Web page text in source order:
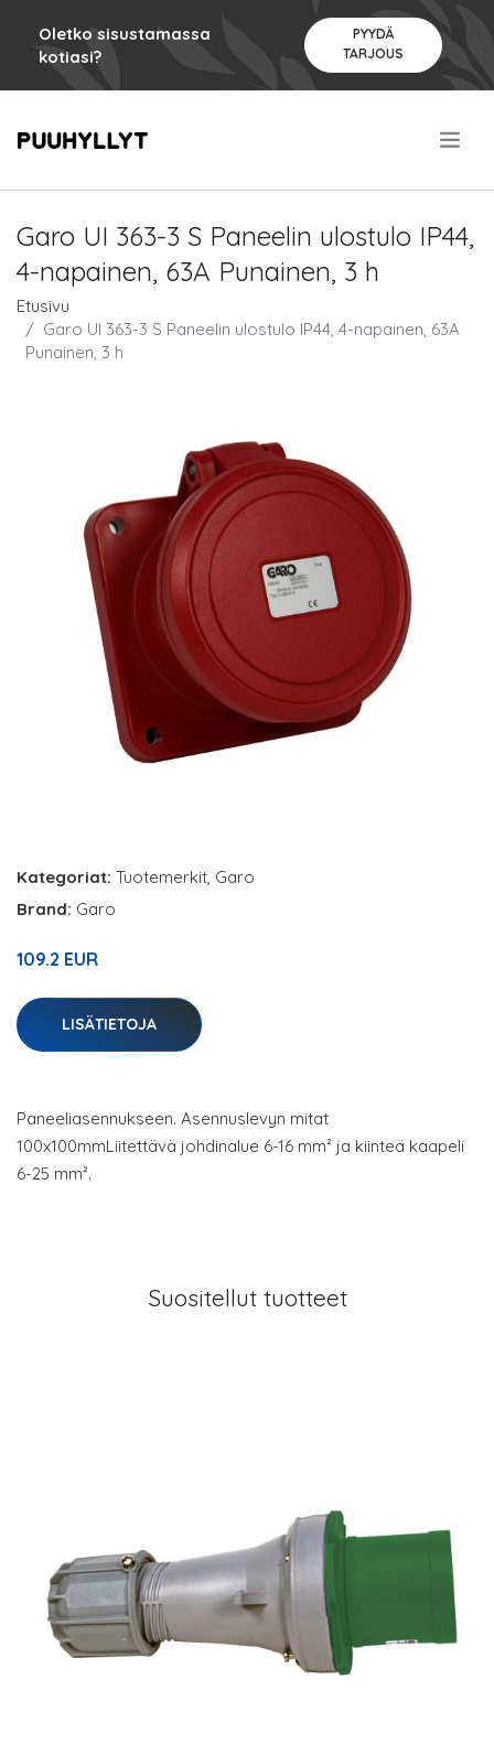
Oletko sisustamassa
kotiasi?
PYYDÄ
TARJOUS
Garo UI 363-3 S Paneelin ulostulo IP44,
4-napainen, 63A Punainen, 3 h
Etusivu
Garo UI 363-3 S Paneelin ulostulo IP44, 4-napainen, 63A
Punainen, 3 h
Kategoriat: Tuotemerkit, Garo
Brand: Garo
109.2 EUR
LISÄTIETOJA
Paneeliasennukseen. Asennuslevyn mitat
100x100mmLiitettävä johdinalue 6-16 mm² ja kiinteä kaapeli
6-25 mm².
Suositellut tuotteet